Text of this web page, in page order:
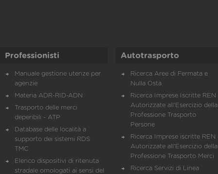
Professionisti
Manuale gestione utenze per
agenzie
Materia ADR-RID-ADN
Trasporto delle merci
deperibili - ATP
Database delle località a
supporto dei sistemi RDS
TMC
Elenco dispositivi di ritenuta
stradale omologati ai sensi del
Autotrasporto
Ricerca Aree di Fermata e
Nulla Osta
Ricerca Imprese Iscritte REN
Autorizzate all'Esercizio della
Professione Trasporto
Persone
Ricerca Imprese iscritte REN
Autorizzate all'Esercizio della
Professione Trasporto Merci
Ricerca Servizi di Linea